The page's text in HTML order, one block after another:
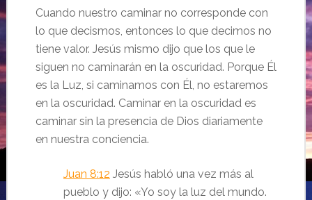
Cuando nuestro caminar no corresponde con
lo que decismos, entonces lo que decimos no
tiene valor. Jesús mismo dijo que los que le
siguen no caminarán en la oscuridad. Porque Él
es la Luz, si caminamos con Él, no estaremos
en la oscuridad. Caminar en la oscuridad es
caminar sin la presencia de Dios diariamente
en nuestra conciencia.
Juan 8:12 Jesús habló una vez más al
pueblo y dijo: «Yo soy la luz del mundo.